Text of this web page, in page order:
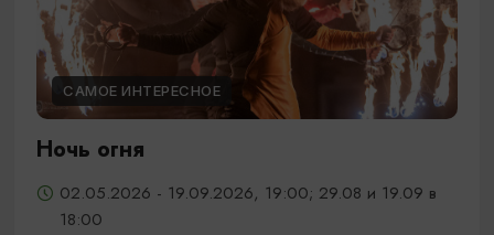
САМОЕ ИНТЕРЕСНОЕ
Ночь огня
02.05.2026 - 19.09.2026, 19:00; 29.08 и 19.09 в
18:00